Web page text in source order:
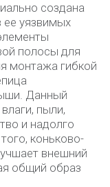
создана
уязвимых
полосы для
монтажа гибкой
Данный
пыли,
и надолго
коньково-
внешний
общий образ